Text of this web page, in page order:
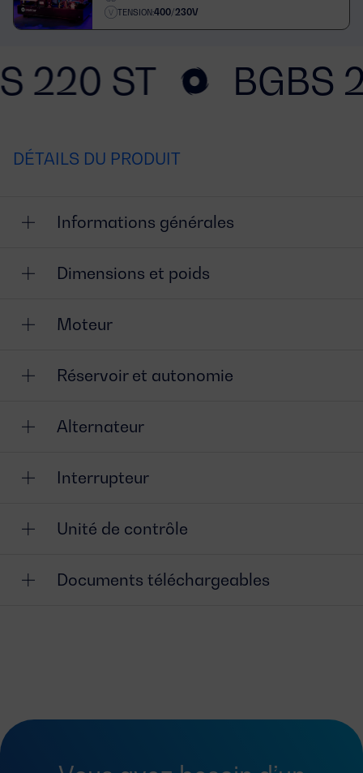
TENSION:400/230V
220 ST BGBS
DÉTAILS DU PRODUIT
Informations générales
Dimensions et poids
Moteur
Réservoir et autonomie
Alternateur
Interrupteur
Unité de contrôle
Documents téléchargeables